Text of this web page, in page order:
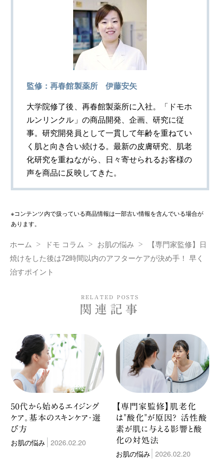
監修：再春館製薬所 伊藤安矢
大学院修了後、再春館製薬所に入社。「ドモホ
ルンリンクル」の商品開発、企画、研究に従
事。研究開発員として一貫して年齢を重ねてい
く肌と向き合い続ける。最新の皮膚研究、肌老
化研究を重ねながら、日々寄せられるお客様の
声を商品に反映してきた。
※コンテンツ内で扱っている商品情報は一部古い情報を含んでいる場合が
あります。
ホーム ドモ コラム お肌の悩み
【専門家監修】日
焼けをした後は72時間以内のアフターケアが決め手！ 早く
治すポイント
RELATED POSTS
関連記事
50代から始めるエイジング
ケア。基本のスキンケア・選
び方
お肌の悩み 2026.02.20
【専門家監修】肌老化
は"酸化"が原因？ 活性酸
素が肌に与える影響と酸
化の対処法
お肌の悩み 2026.02.20